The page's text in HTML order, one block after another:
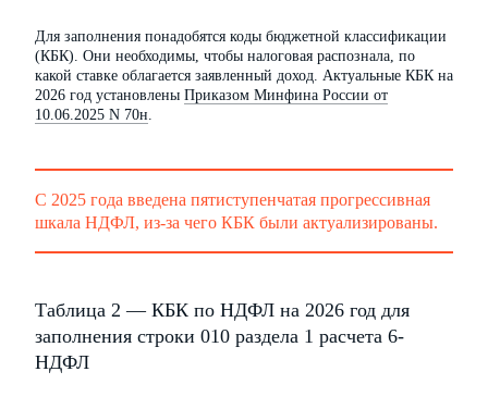
Для заполнения понадобятся коды бюджетной классификации
(КБК). Они необходимы, чтобы налоговая распознала, по
какой ставке облагается заявленный доход. Актуальные КБК на
2026 год установлены Приказом Минфина России от
10.06.2025 N 70н.
С 2025 года введена пятиступенчатая прогрессивная
шкала НДФЛ, из-за чего КБК были актуализированы.
Таблица 2 — КБК по НДФЛ на 2026 год для
заполнения строки 010 раздела 1 расчета 6-
НДФЛ